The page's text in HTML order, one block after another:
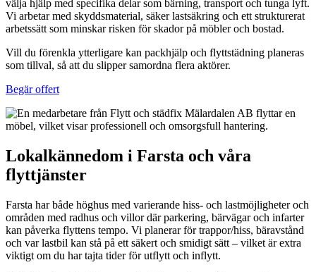
välja hjälp med specifika delar som bärning, transport och tunga lyft.
Vi arbetar med skyddsmaterial, säker lastsäkring och ett strukturerat
arbetssätt som minskar risken för skador på möbler och bostad.
Vill du förenkla ytterligare kan packhjälp och flyttstädning planeras
som tillval, så att du slipper samordna flera aktörer.
Begär offert
Lokalkännedom i Farsta och våra
flyttjänster
Farsta har både höghus med varierande hiss- och lastmöjligheter och
områden med radhus och villor där parkering, bärvägar och infarter
kan påverka flyttens tempo. Vi planerar för trappor/hiss, bäravstånd
och var lastbil kan stå på ett säkert och smidigt sätt – vilket är extra
viktigt om du har tajta tider för utflytt och inflytt.